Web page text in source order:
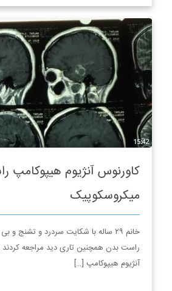
کاورنوس آنژیوم هیپوکامپ
میکروسکوپیک
خانم ۲۹ ساله با شکایت سردرد و تشنج
راست بدن همچنین تاری دید مراجعه
آنژیوم هیپوکامپ […]